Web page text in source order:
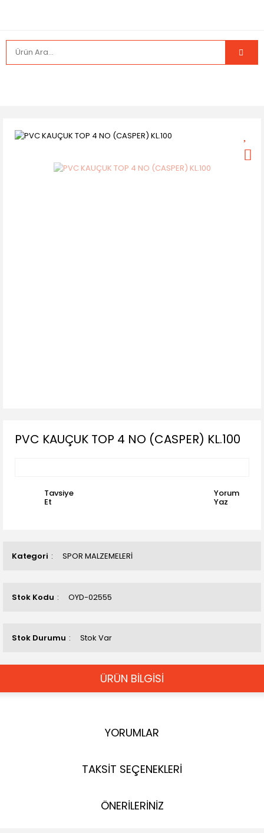
Kategori SPOR MALZEMELERİ
Stok Kodu OYD-02555
Stok Durumu Stok Var
PVC KAUÇUK TOP 4 NO (CASPER) KL.100
Tavsiye
Et
Yorum
Yaz
ÜRÜN BİLGİSİ
YORUMLAR
TAKSİT SEÇENEKLERİ
ÖNERİLERİNİZ